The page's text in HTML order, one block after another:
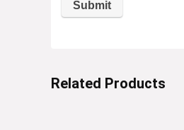
Related Products